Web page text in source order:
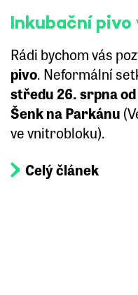
Inkubační pivo
Rádi bychom vás
pivo. Neformální
středu 26. srpna
Šenk na Parkánu
ve vnitrobloku).
Celý článek